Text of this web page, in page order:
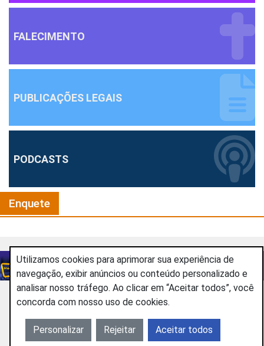
FALECIMENTO
PUBLICAÇÕES LEGAIS
PODCASTS
Enquete
Utilizamos cookies para aprimorar sua experiência de
navegação, exibir anúncios ou conteúdo personalizado e
analisar nosso tráfego. Ao clicar em “Aceitar todos”, você
concorda com nosso uso de cookies.
Personalizar Rejeitar Aceitar todos
MADRUGADÃO 102
As melhores da programação
OUVIR